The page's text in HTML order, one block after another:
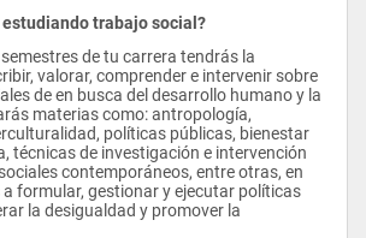
estudiando trabajo social?
de tu carrera tendrás la
valorar, comprender e intervenir sobre
de en busca del desarrollo humano y la
materias como: antropología,
políticas públicas, bienestar
técnicas de investigación e intervención
contemporáneos, entre otras, en
formular, gestionar y ejecutar políticas
la desigualdad y promover la